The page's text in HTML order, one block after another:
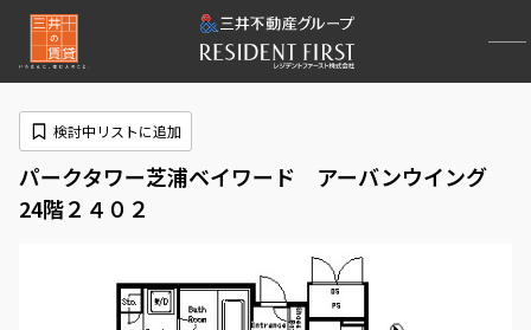
パークタワー芝浦ベイワード アーバンウイング
24階２４０２
検討中リストに追加